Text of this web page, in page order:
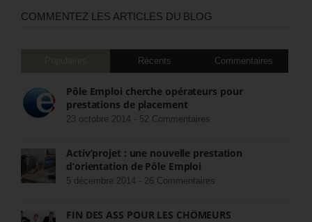
COMMENTEZ LES ARTICLES DU BLOG
Récents Commentaires
Pôle Emploi cherche opérateurs pour
prestations de placement
23 octobre 2014 - 52 Commentaires
Activ’projet : une nouvelle prestation
d’orientation de Pôle Emploi
5 décembre 2014 - 26 Commentaires
FIN DES ASS POUR LES CHÔMEURS